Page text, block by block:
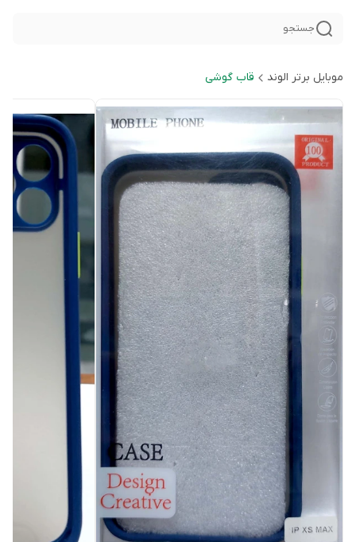
جستجو
موبایل برتر الوند قاب گوشی